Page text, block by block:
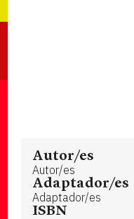
Autor/es
Autor/es
Adaptador/es
Adaptador/es
ISBN